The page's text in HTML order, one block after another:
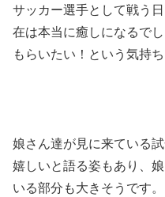
サッカー選手として戦う
在は本当に癒しになるで
もらいたい！という気持
娘さん達が見に来ている
嬉しいと語る姿もあり、
いる部分も大きそうです